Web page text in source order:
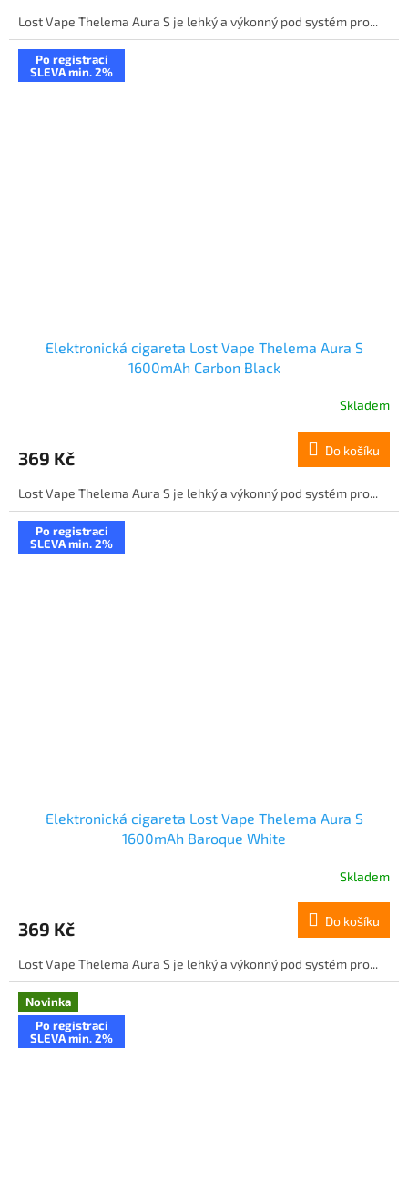
Lost Vape Thelema Aura S je lehký a výkonný pod systém pro...
Po registraci
SLEVA min. 2%
Elektronická cigareta Lost Vape Thelema Aura S
1600mAh Carbon Black
Skladem
369 Kč Do košíku
Lost Vape Thelema Aura S je lehký a výkonný pod systém pro...
Po registraci
SLEVA min. 2%
Elektronická cigareta Lost Vape Thelema Aura S
1600mAh Baroque White
Skladem
369 Kč Do košíku
Lost Vape Thelema Aura S je lehký a výkonný pod systém pro...
Novinka
Po registraci
SLEVA min. 2%